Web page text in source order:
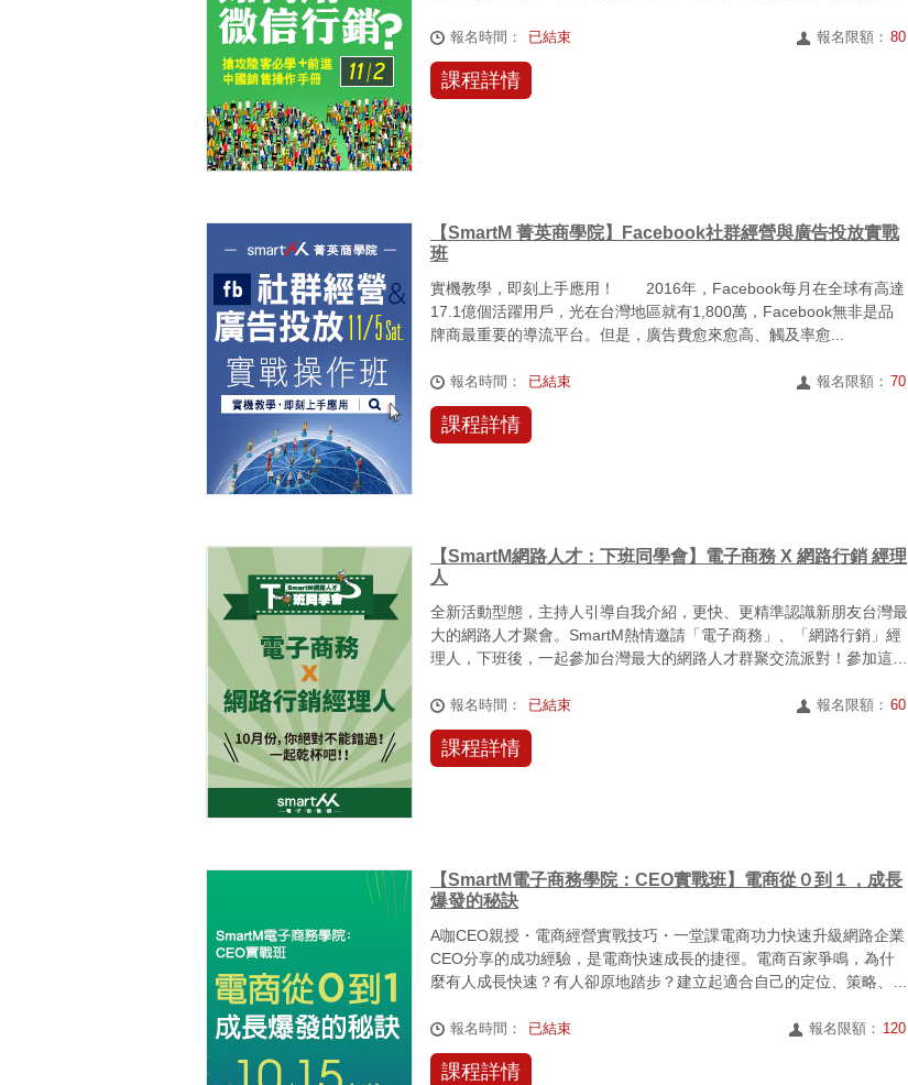
報名時間： 已結束 報名限額： 80
課程詳情
【SmartM 菁英商學院】Facebook社群經營與廣告投放實戰
班
實機教學，即刻上手應用！ 2016年，Facebook每月在全球有高達
17.1億個活躍用戶，光在台灣地區就有1,800萬，Facebook無非是品
牌商最重要的導流平台。但是，廣告費愈來愈高、觸及率愈...
報名時間： 已結束 報名限額： 70
課程詳情
【SmartM網路人才：下班同學會】電子商務 X 網路行銷 經理
人
全新活動型態，主持人引導自我介紹，更快、更精準認識新朋友台灣最
大的網路人才聚會。SmartM熱情邀請「電子商務」、「網路行銷」經
理人，下班後，一起參加台灣最大的網路人才群聚交流派對！參加這場
報名時間： 已結束 報名限額： 60
課程詳情
【SmartM電子商務學院：CEO實戰班】電商從０到１，成長
爆發的秘訣
A咖CEO親授・電商經營實戰技巧・一堂課電商功力快速升級網路企業
CEO分享的成功經驗，是電商快速成長的捷徑。電商百家爭鳴，為什
麼有人成長快速？有人卻原地踏步？建立起適合自己的定位、策略、商
報名時間： 已結束 報名限額： 120
課程詳情